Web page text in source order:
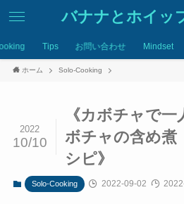
バナナとホイッ
Tips お問い合わせ Mindset
ホーム Solo-Cooking
《カボチャで
ボチャの含め煮
シピ》
2022
10/10
Solo-Cooking 2022-09-02